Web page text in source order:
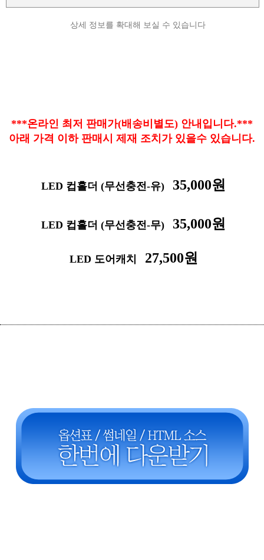
상세 정보를 확대해 보실 수 있습니다
***온라인 최저 판매가(배송비별도) 안내입니다.***
아래 가격 이하 판매시 제재 조치가 있을수 있습니다.
LED 컵홀더 (무선충전-유) 35,000원
LED 컵홀더 (무선충전-무) 35,000원
LED 도어캐치 27,500원